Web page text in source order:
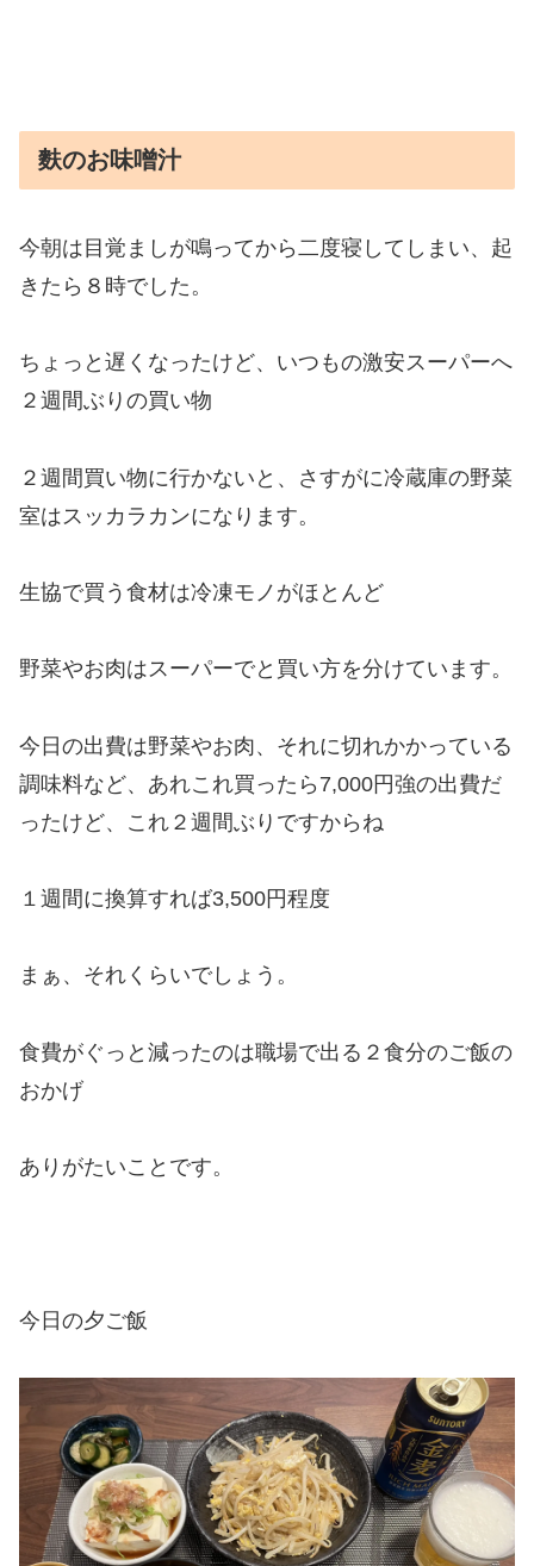
麩のお味噌汁
今朝は目覚ましが鳴ってから二度寝してしまい、起
きたら８時でした。
ちょっと遅くなったけど、いつもの激安スーパーへ
２週間ぶりの買い物
２週間買い物に行かないと、さすがに冷蔵庫の野菜
室はスッカラカンになります。
生協で買う食材は冷凍モノがほとんど
野菜やお肉はスーパーでと買い方を分けています。
今日の出費は野菜やお肉、それに切れかかっている
調味料など、あれこれ買ったら7,000円強の出費だ
ったけど、これ２週間ぶりですからね
１週間に換算すれば3,500円程度
まぁ、それくらいでしょう。
食費がぐっと減ったのは職場で出る２食分のご飯の
おかげ
ありがたいことです。
今日の夕ご飯